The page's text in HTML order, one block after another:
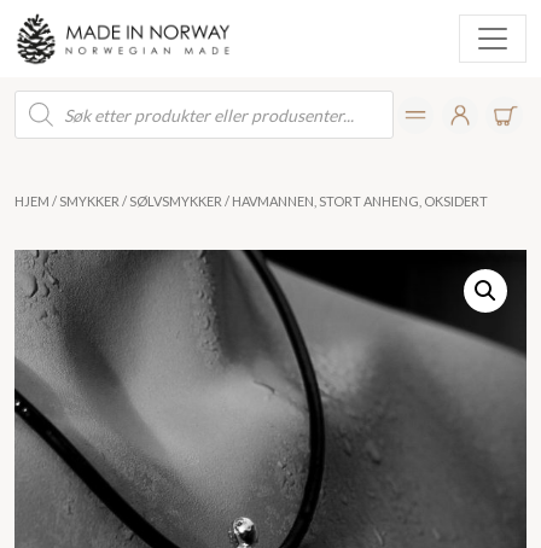
Products
search
HJEM / SMYKKER / SØLVSMYKKER / HAVMANNEN, STORT ANHENG, OKSIDERT